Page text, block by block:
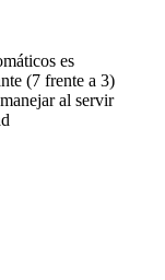
es
(7 frente a 3)
al servir